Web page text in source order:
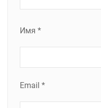
Имя *
Email *